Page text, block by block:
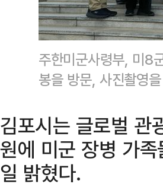
주한미군사령부, 미8
봉을 방문, 사진촬영
김포시는 글로벌 관
원에 미군 장병 가
일 밝혔다.